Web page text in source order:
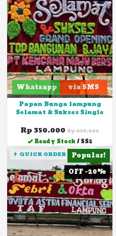
Whatsapp via SMS
Papan Bunga lampung
Selamat & Sukses Single
Rp 350.000Rp 450.000
Ready Stock / SS2
Popular!
OFF -20%
QUICK ORDER